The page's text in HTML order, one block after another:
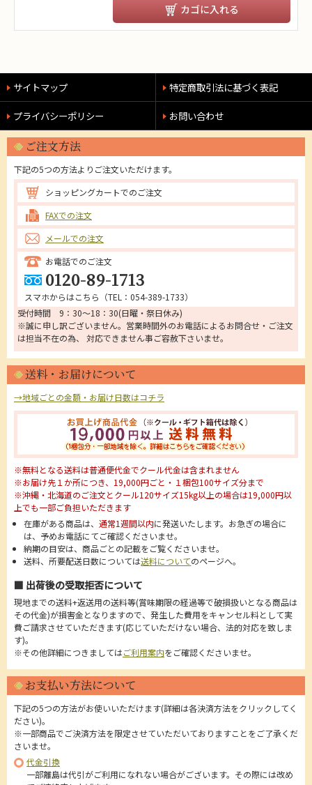
カゴに入れる
サイトマップ 特定商取引法に基づく表記
プライバシーポリシー お問い合わせ
ご注文方法
下記の5つの方法よりご注文いただけます。
ショッピングカートでのご注文
FAXでの注文
メールでの注文
お電話でのご注文
0120-89-1713
スマホからはこちら（TEL：054-389-1733）
受付時間 9：30～18：30(日曜・祭日休み)
※誠に申し訳ございません。営業時間外のお電話によるお問合せ・ご注文
は担当不在の為、 対応できません事ご容赦下さいませ。
送料・お届けについて
→地域ごとの金額・お届け日数はコチラ
※無料となる送料は普通便代金でクール代金は含まれません
※お届け先１か所につき、19,000円ごと・１梱包100サイズ分まで
※沖縄・北海道のご注文とクール120サイズ15kg以上の場合は19,000円以
上でも一部ご負担いただきます
在庫がある商品は、通常1週間以内に発送いたします。お急ぎの場合に
は、予めお電話にてご確認くださいませ。
納期の目安は、商品ごとの記載をご覧くださいませ。
送料、所要配送日数については送料についてのページへ。
■ 出荷後の受取拒否について
現地までの送料+返送用の送料等(賞味期限の経過等で破損扱いとなる商品は
その代金)が損害金となりますので、発生した費用をキャンセル料として実
費ご請求させていただきます(応じていただけない場合、法的対応を致しま
す)。
※その他詳細につきましてはご利用案内をご確認くださいませ。
お支払い方法について
下記の5つの方法がお使いいただけます(詳細は各決済方法をクリックしてく
ださい)。
※一部商品でご決済方法を限定させていただいておりますことをご了承くだ
さいませ。
代金引換
一部離島は代引がご利用になれない場合がございます。その際には改め